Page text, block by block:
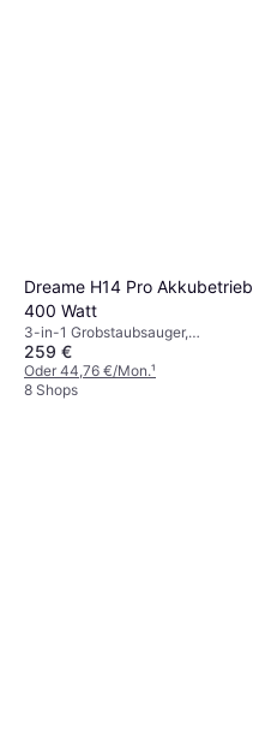
Dreame H14 Pro Akkubetrieb
400 Watt
3-in-1 Grobstaubsauger,
Wasserbehälter, Beutellos
259 €
Oder 44,76 €/Mon.¹
8 Shops